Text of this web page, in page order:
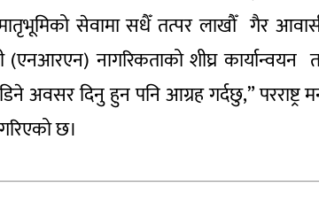
सेवामा सधैँ तत्पर लाखौँ गैर
नागरिकताको शीघ्र कार्यान्वयन
दिनु हुन पनि आग्रह गर्दछु,” परराष्ट्र
छ।